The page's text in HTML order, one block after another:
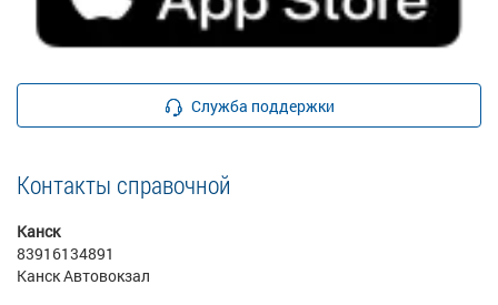
Служба поддержки
Контакты справочной
Канск
83916134891
Канск Автовокзал